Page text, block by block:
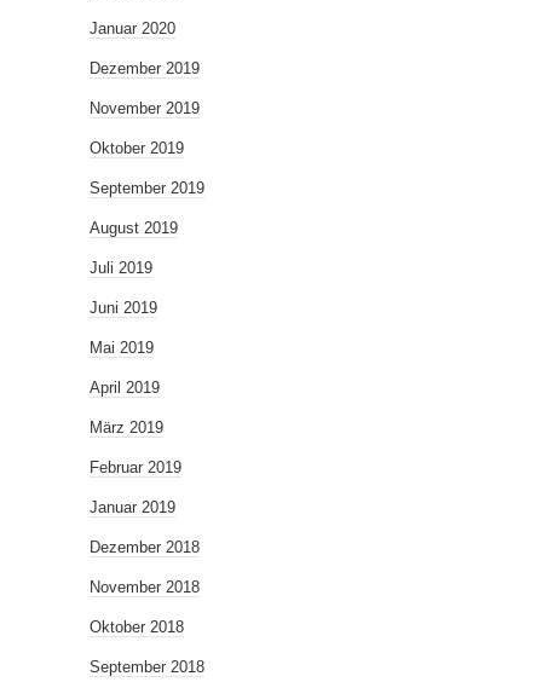
Januar 2020
Dezember 2019
November 2019
Oktober 2019
September 2019
August 2019
Juli 2019
Juni 2019
Mai 2019
April 2019
März 2019
Februar 2019
Januar 2019
Dezember 2018
November 2018
Oktober 2018
September 2018